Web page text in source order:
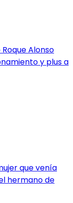
Alonso
y plus a
que venía
hermano de